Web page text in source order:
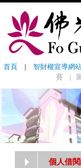
首頁 ｜ 智財權宣導網
賽
｜
個人借